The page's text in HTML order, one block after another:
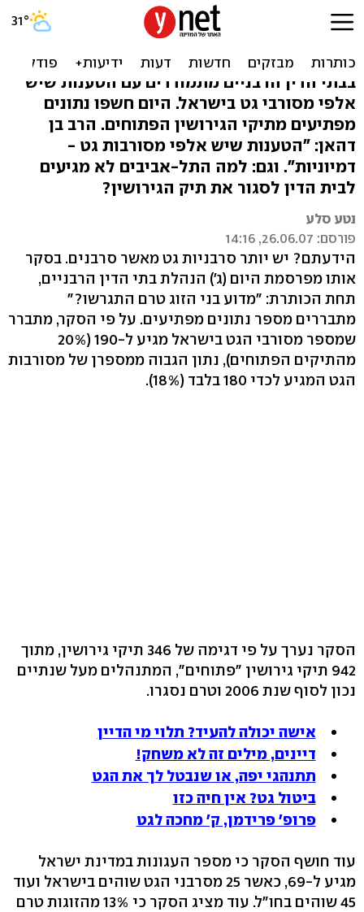
סקר בתי הדין: יותר סרבניות
גט מאשר סרבנים
בבתי הדין הרבניים מתמודדים עם הטענות שיש
אלפי מסורבי גט בישראל. היום חשפו נתונים
מפתיעים מתיקי הגירושין הפתוחים. הרב בן
דהאן: "הטענות שיש אלפי מסורבות גט -
דמיוניות". וגם: למה התל-אביבים לא מגיעים
לבית הדין לסגור את תיק הגירושין?
נטע סלע
פורסם: 26.06.07, 14:16
הידעתם? יש יותר סרבניות גט מאשר סרבנים. בסקר
אותו מפרסמת היום (ג') הנהלת בתי הדין הרבניים,
תחת הכותרת: "מדוע בני הזוג טרם התגרשו?"
מתבררים מספר נתונים מפתיעים. על פי הסקר, מתברר
שמספר מסורבי הגט בישראל מגיע ל-190 (20%
מהתיקים הפתוחים), נתון הגבוה ממספרן של מסורבות
הגט המגיע לכדי 180 בלבד (18%).
הסקר נערך על פי דגימה של 346 תיקי גירושין, מתוך
942 תיקי גירושין "פתוחים", המתנהלים מעל שנתיים
נכון לסוף שנת 2006 וטרם נסגרו.
אישה יכולה להעיד? תלוי מי הדיין
דיינים, מילים זה לא משחק!
תתנהגי יפה, או שנבטל לך את הגט
ביטול גט? אין חיה כזו
פרופ' פרידמן, ק' מחכה לגט
עוד חושף הסקר כי מספר העגונות במדינת ישראל
מגיע ל-69, כאשר 25 מסרבני הגט שוהים בישראל ועוד
45 שוהים בחו"ל. עוד מציג הסקר כי 13% מהזוגות טרם